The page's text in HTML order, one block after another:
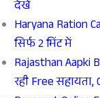
देखें
Haryana Ration
सिर्फ 2 मिंट में
Rajasthan Aapki
रही Free सहायता,